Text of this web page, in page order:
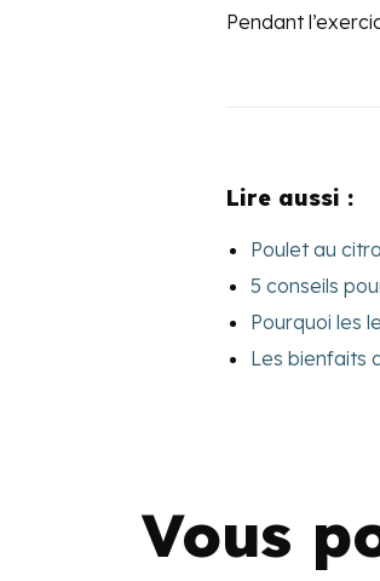
Pendant
Lire aussi :
Poulet au
5 conseils
Pourquoi les
Les bienfaits
Vous